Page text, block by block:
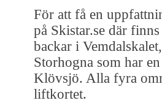
För att få en
på Skistar.se där
backar i
Storhogna som har
Klövsjö. Alla fyra
liftkortet.